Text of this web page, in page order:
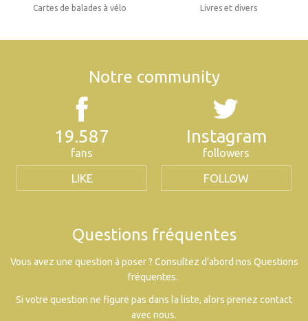
Cartes de balades à vélo Livres et divers
Notre community
19.587
fans
LIKE
Instagram
followers
FOLLOW
Questions fréquentes
Vous avez une question à poser ? Consultez d’abord nos Questions
fréquentes.
Si votre question ne figure pas dans la liste, alors prenez contact
avec nous.